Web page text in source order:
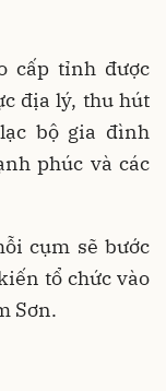
cấp tỉnh được
địa lý, thu hút
bộ gia đình
phúc và các
cụm sẽ bước
tổ chức vào
Sơn.